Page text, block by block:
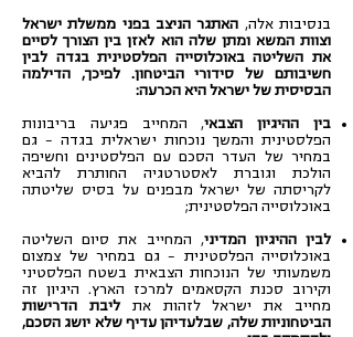
בנסיבות אלה, האתגר הניצב בפני ממשלת ישראל
וצוות המשא ומתן שלה הוא לאזן בין הצורך לסיים
את השליטה באוכלוסייה הפלסטינית בגדה לבין
חשיבותם של סידורי הביטחון. לפיכך, הדילמה
הבסיסית של ישראל היא הכרעה:
בין ההיגיון הצבאי, המחייב פגיעה בריבונות
הפלסטינית והמשך נוכחות ישראלית בגדה – גם
במחיר של העדר הסכם עם הפלסטינים וחשיפה
הולכת וגוברת לאסטרטגיה החותרת להביא
לקריסתה של ישראל מבפנים על בסיס שליטתה
באוכלוסייה הפלסטינית;
לבין ההיגיון המדיני, המחייב את סיום השליטה
באוכלוסייה הפלסטינית – גם במחיר של צמצום
משמעותי של הנוכחות הצבאית בשטח הפלסטיני
וקירוב סכנת הקסאמים למרכז הארץ. היגיון זה
מחייב את ישראל לזהות אתליבת הדרישות
הביטחוניות שלה, שבלעדיהן עדיף שלא יושג הסכם,